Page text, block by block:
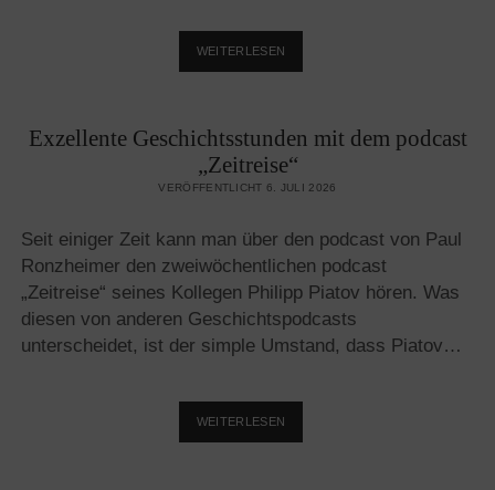
WEITERLESEN
IN
Exzellente Geschichtsstunden mit dem podcast
„Zeitreise“
VERÖFFENTLICHT 6. JULI 2026
Seit einiger Zeit kann man über den podcast von Paul
Ronzheimer den zweiwöchentlichen podcast
„Zeitreise“ seines Kollegen Philipp Piatov hören. Was
diesen von anderen Geschichtspodcasts
unterscheidet, ist der simple Umstand, dass Piatov…
WEITERLESEN
GESCHICHTSSTUNDEN